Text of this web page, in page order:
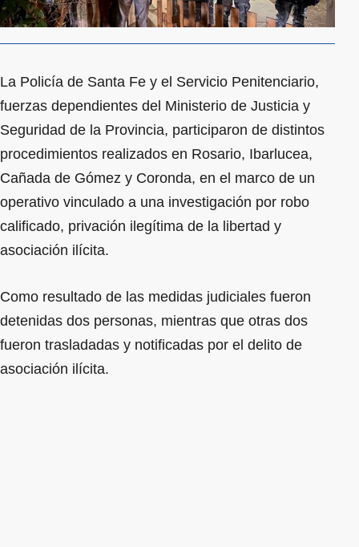
La Policía de Santa Fe y el Servicio Penitenciario,
fuerzas dependientes del Ministerio de Justicia y
Seguridad de la Provincia, participaron de distintos
procedimientos realizados en Rosario, Ibarlucea,
Cañada de Gómez y Coronda, en el marco de un
operativo vinculado a una investigación por robo
calificado, privación ilegítima de la libertad y
asociación ilícita.
Como resultado de las medidas judiciales fueron
detenidas dos personas, mientras que otras dos
fueron trasladadas y notificadas por el delito de
asociación ilícita.